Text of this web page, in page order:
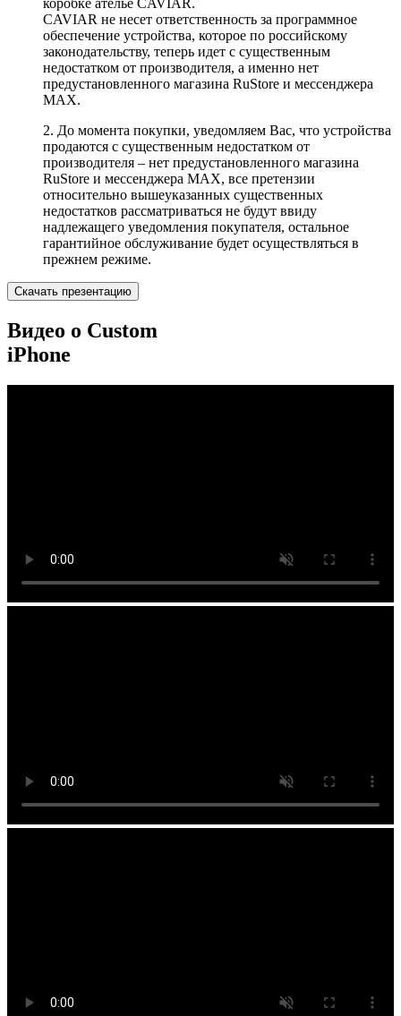
коробке ателье CAVIAR.
CAVIAR не несет ответственность за программное
обеспечение устройства, которое по российскому
законодательству, теперь идет с существенным
недостатком от производителя, а именно нет
предустановленного магазина RuStore и мессенджера
MAX.
2. До момента покупки, уведомляем Вас, что устройства
продаются с существенным недостатком от
производителя – нет предустановленного магазина
RuStore и мессенджера MAX, все претензии
относительно вышеуказанных существенных
недостатков рассматриваться не будут ввиду
надлежащего уведомления покупателя, остальное
гарантийное обслуживание будет осуществляться в
прежнем режиме.
Скачать презентацию
Видео о Custom
iPhone